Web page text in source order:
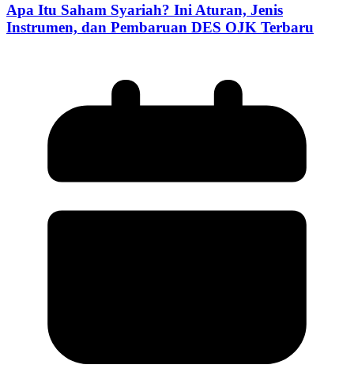
Apa Itu Saham Syariah? Ini Aturan, Jenis
Instrumen, dan Pembaruan DES OJK Terbaru